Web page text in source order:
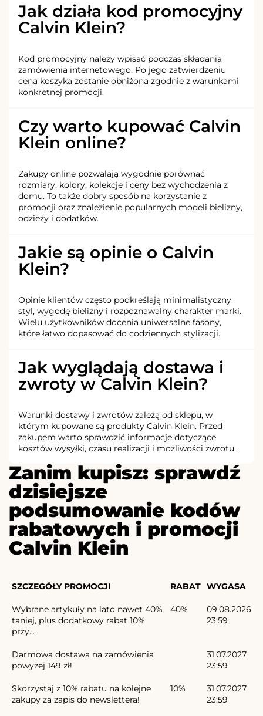
Jak działa kod promocyjny
Calvin Klein?
Kod promocyjny należy wpisać podczas składania
zamówienia internetowego. Po jego zatwierdzeniu
cena koszyka zostanie obniżona zgodnie z warunkami
konkretnej promocji.
Czy warto kupować Calvin
Klein online?
Zakupy online pozwalają wygodnie porównać
rozmiary, kolory, kolekcje i ceny bez wychodzenia z
domu. To także dobry sposób na korzystanie z
promocji oraz znalezienie popularnych modeli bielizny,
odzieży i dodatków.
Jakie są opinie o Calvin
Klein?
Opinie klientów często podkreślają minimalistyczny
styl, wygodę bielizny i rozpoznawalny charakter marki.
Wielu użytkowników docenia uniwersalne fasony,
które łatwo dopasować do codziennych stylizacji.
Jak wyglądają dostawa i
zwroty w Calvin Klein?
Warunki dostawy i zwrotów zależą od sklepu, w
którym kupowane są produkty Calvin Klein. Przed
zakupem warto sprawdzić informacje dotyczące
kosztów wysyłki, czasu realizacji i możliwości zwrotu.
Zanim kupisz: sprawdź
dzisiejsze
podsumowanie kodów
rabatowych i promocji
Calvin Klein
SZCZEGÓŁY PROMOCJI RABAT WYGASA
Wybrane artykuły na lato nawet 40%
taniej, plus dodatkowy rabat 10%
przy...
40%
09.08.2026
23:59
Darmowa dostawa na zamówienia
powyżej 149 zł!
31.07.2027
23:59
Skorzystaj z 10% rabatu na kolejne
zakupy za zapis do newslettera!
10%
31.07.2027
23:59